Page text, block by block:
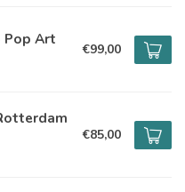
Pop Art
€99,00
€85,00